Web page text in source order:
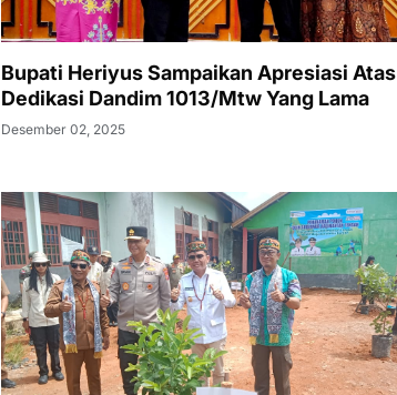
Bupati Heriyus Sampaikan Apresiasi Atas
Dedikasi Dandim 1013/Mtw Yang Lama
Desember 02, 2025